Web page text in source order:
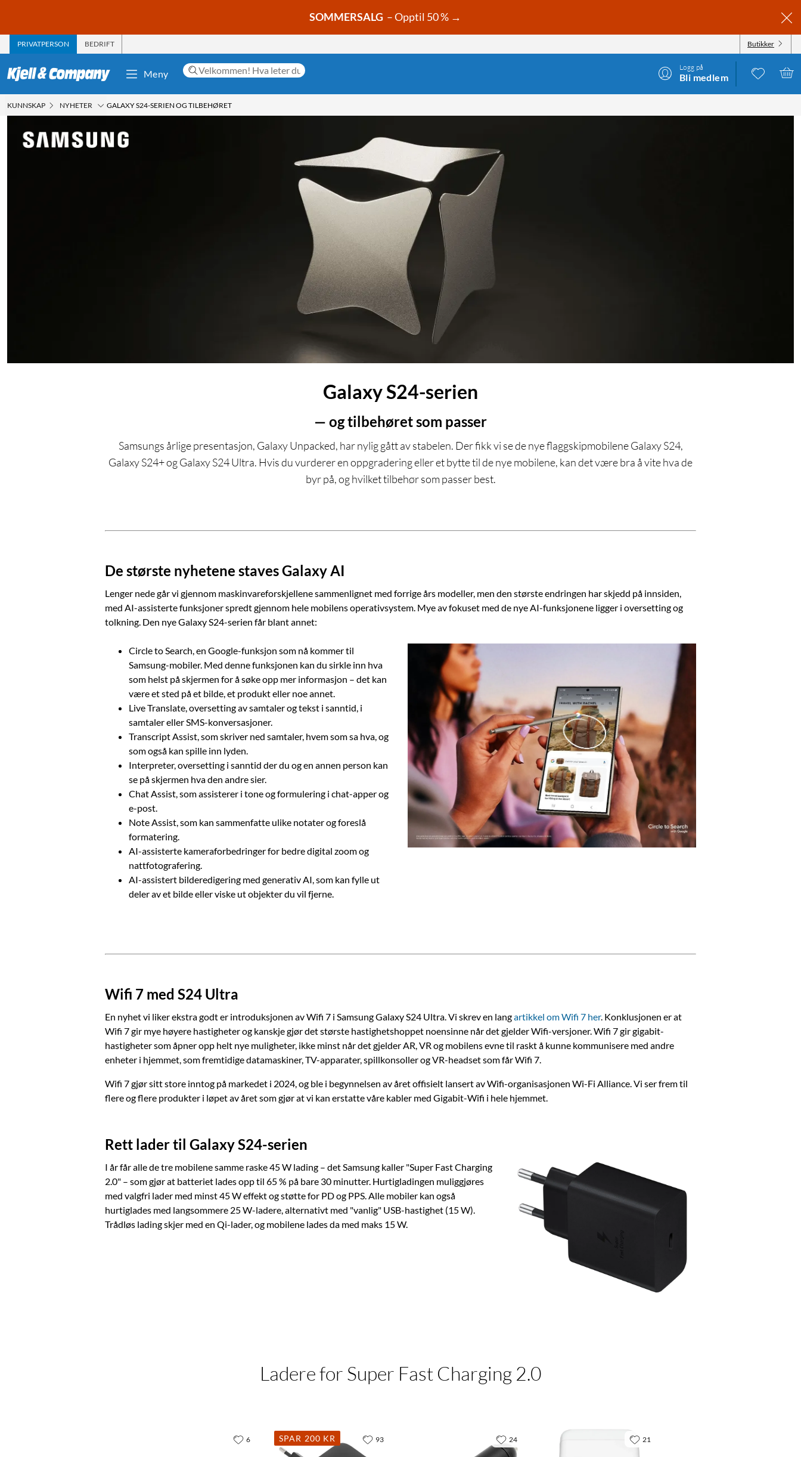
SOMMERSALG – Opptil 50 % →
PRIVATPERSON BEDRIFT Butikker
Meny
Logg på
Bli medlem
KUNNSKAP NYHETER GALAXY S24-SERIEN OG TILBEHØRET
Galaxy S24-serien
— og tilbehøret som passer
Samsungs årlige presentasjon, Galaxy Unpacked, har nylig gått av stabelen. Der fikk vi se de nye flaggskipmobilene Galaxy S24,
Galaxy S24+ og Galaxy S24 Ultra. Hvis du vurderer en oppgradering eller et bytte til de nye mobilene, kan det være bra å vite hva de
byr på, og hvilket tilbehør som passer best.
De største nyhetene staves Galaxy AI
Lenger nede går vi gjennom maskinvareforskjellene sammenlignet med forrige års modeller, men den største endringen har skjedd på innsiden,
med AI-assisterte funksjoner spredt gjennom hele mobilens operativsystem. Mye av fokuset med de nye AI-funksjonene ligger i oversetting og
tolkning. Den nye Galaxy S24-serien får blant annet:
Circle to Search, en Google-funksjon som nå kommer til
Samsung-mobiler. Med denne funksjonen kan du sirkle inn hva
som helst på skjermen for å søke opp mer informasjon – det kan
være et sted på et bilde, et produkt eller noe annet.
Live Translate, oversetting av samtaler og tekst i sanntid, i
samtaler eller SMS-konversasjoner.
Transcript Assist, som skriver ned samtaler, hvem som sa hva, og
som også kan spille inn lyden.
Interpreter, oversetting i sanntid der du og en annen person kan
se på skjermen hva den andre sier.
Chat Assist, som assisterer i tone og formulering i chat-apper og
e-post.
Note Assist, som kan sammenfatte ulike notater og foreslå
formatering.
AI-assisterte kameraforbedringer for bedre digital zoom og
nattfotografering.
AI-assistert bilderedigering med generativ AI, som kan fylle ut
deler av et bilde eller viske ut objekter du vil fjerne.
Wifi 7 med S24 Ultra
En nyhet vi liker ekstra godt er introduksjonen av Wifi 7 i Samsung Galaxy S24 Ultra. Vi skrev en langartikkel om Wifi 7 her. Konklusjonen er at
Wifi 7 gir mye høyere hastigheter og kanskje gjør det største hastighetshoppet noensinne når det gjelder Wifi-versjoner. Wifi 7 gir gigabit-
hastigheter som åpner opp helt nye muligheter, ikke minst når det gjelder AR, VR og mobilens evne til raskt å kunne kommunisere med andre
enheter i hjemmet, som fremtidige datamaskiner, TV-apparater, spillkonsoller og VR-headset som får Wifi 7.
Wifi 7 gjør sitt store inntog på markedet i 2024, og ble i begynnelsen av året offisielt lansert av Wifi-organisasjonen Wi-Fi Alliance. Vi ser frem til
flere og flere produkter i løpet av året som gjør at vi kan erstatte våre kabler med Gigabit-Wifi i hele hjemmet.
Rett lader til Galaxy S24-serien
I år får alle de tre mobilene samme raske 45 W lading – det Samsung kaller "Super Fast Charging
2.0" – som gjør at batteriet lades opp til 65 % på bare 30 minutter. Hurtigladingen muliggjøres
med valgfri lader med minst 45 W effekt og støtte for PD og PPS. Alle mobiler kan også
hurtiglades med langsommere 25 W-ladere, alternativt med "vanlig" USB-hastighet (15 W).
Trådløs lading skjer med en Qi-lader, og mobilene lades da med maks 15 W.
Ladere for Super Fast Charging 2.0
6 SPAR 200 KR 93 24 21